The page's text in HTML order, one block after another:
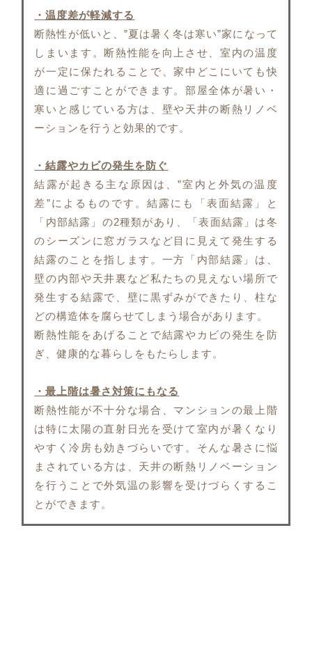
・温度差が軽減する
断熱性が低いと、”夏は暑く冬は寒い”家になって
しまいます。断熱性能を向上させ、室内の温度
が一定に保たれることで、家中どこにいても快
適に過ごすことができます。部屋全体が暑い・
寒いと感じている方は、壁や天井の断熱リノベ
ーションを行うと効果的です。
・結露やカビの発生を防ぐ
結露が起きる主な原因は、”室内と外気の温度
差”によるものです。結露にも「表面結露」と
「内部結露」の2種類があり、「表面結露」は冬
のシーズンに窓ガラスなど目に見えて発生する
結露のことを指します。一方「内部結露」は、
壁の内部や天井裏など私たちの見えない場所で
発生する結露で、壁に黒ずみができたり、柱な
どの構造体を腐らせてしまう場合があります。
断熱性能をあげることで結露やカビの発生を防
ぎ、健康的な暮らしをもたらします。
・最上階は暑さ対策にもなる
断熱性能が不十分な場合、マンションの最上階
は特に太陽の直射日光を受けて室内が暑くなり
やすく冷房も効きづらいです。そんな暑さに悩
まされている方は、天井の断熱リノベーション
を行うことで外気温の影響を受けづらくするこ
とができます。